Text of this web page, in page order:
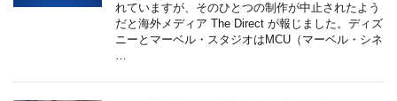
れていますが、そのひとつの制作が中止されたよう
だと海外メディア The Direct が報じました。ディズ
ニーとマーベル・スタジオはMCU（マーベル・シネ